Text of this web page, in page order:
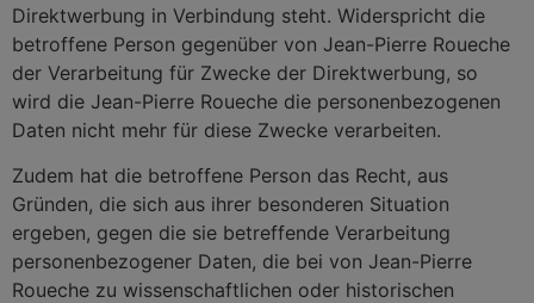
Direktwerbung in Verbindung steht. Widerspricht die
betroffene Person gegenüber von Jean-Pierre Roueche
der Verarbeitung für Zwecke der Direktwerbung, so
wird die Jean-Pierre Roueche die personenbezogenen
Daten nicht mehr für diese Zwecke verarbeiten.
Zudem hat die betroffene Person das Recht, aus
Gründen, die sich aus ihrer besonderen Situation
ergeben, gegen die sie betreffende Verarbeitung
personenbezogener Daten, die bei von Jean-Pierre
Roueche zu wissenschaftlichen oder historischen